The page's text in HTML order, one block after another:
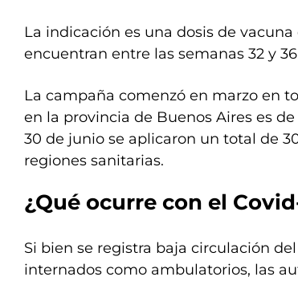
La indicación es una dosis de
encuentran entre las semanas 32 y
La campaña comenzó en marzo en
en la provincia de Buenos Aires es
30 de junio se aplicaron un total de
regiones sanitarias.
¿Qué ocurre con el
Si bien se registra baja circulación
internados como ambulatorios, las